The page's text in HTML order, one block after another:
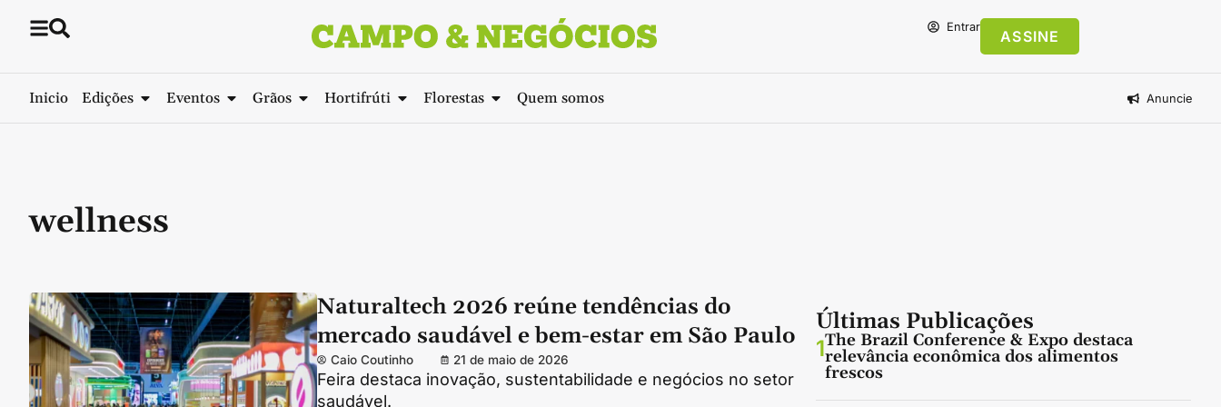
Entrar
ASSINE
Inicio Edições Eventos Grãos Hortifrúti Florestas Quem somos Anuncie
wellness
Naturaltech 2026 reúne tendências do
mercado saudável e bem-estar em São Paulo
Caio Coutinho 21 de maio de 2026
Feira destaca inovação, sustentabilidade e negócios no setor
saudável.
Últimas Publicações
1The Brazil Conference & Expo destaca
relevância econômica dos alimentos
frescos